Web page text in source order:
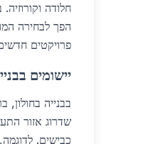
הפך לבחירה
פרויקטים
יישומים
בבנייה בחולון,
שדרוג אזור